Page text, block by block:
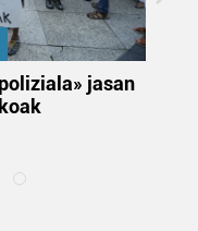
jasan